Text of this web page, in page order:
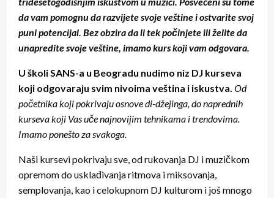
da vam pomognu da razvijete svoje veštine i ostvarite svoj
puni potencijal. Bez obzira da li tek počinjete ili želite da
unapredite svoje veštine, imamo kurs koji vam odgovara.
U školi SANS-a u Beogradu nudimo niz DJ kurseva
koji odgovaraju svim nivoima veština i iskustva. Od
početnika koji pokrivaju osnove di-džejinga, do naprednih
kurseva koji Vas uče najnovijim tehnikama i trendovima.
Imamo ponešto za svakoga.
Naši kursevi pokrivaju sve, od rukovanja DJ i muzičkom
opremom do usklađivanja ritmova i miksovanja,
semplovanja, kao i celokupnom DJ kulturom i još mnogo